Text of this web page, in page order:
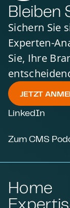
Bleiben
Sichern Sie
Experten-
Sie, Ihre
JETZT
LinkedIn
Zum CMS
Home